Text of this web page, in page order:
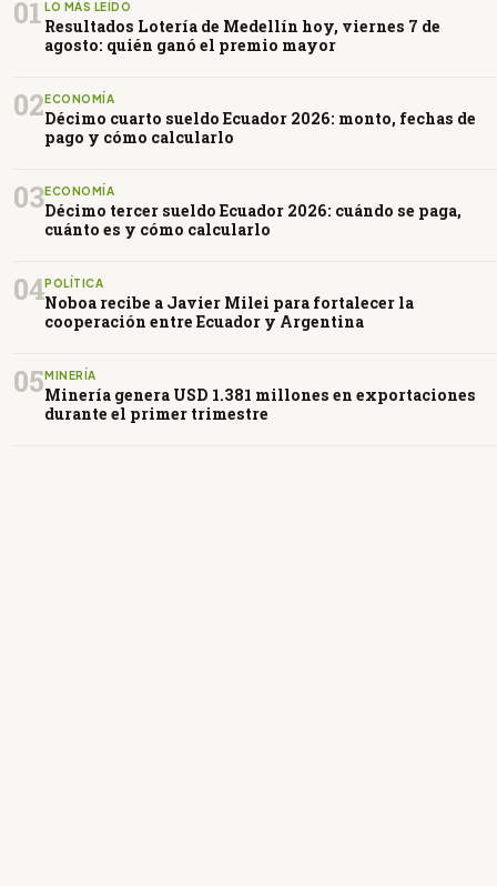
01 LO MÁS LEÍDO
Resultados Lotería de Medellín hoy, viernes 7 de
agosto: quién ganó el premio mayor
02ECONOMÍA
Décimo cuarto sueldo Ecuador 2026: monto, fechas de
pago y cómo calcularlo
03ECONOMÍA
Décimo tercer sueldo Ecuador 2026: cuándo se paga,
cuánto es y cómo calcularlo
04POLÍTICA
Noboa recibe a Javier Milei para fortalecer la
cooperación entre Ecuador y Argentina
05MINERÍA
Minería genera USD 1.381 millones en exportaciones
durante el primer trimestre